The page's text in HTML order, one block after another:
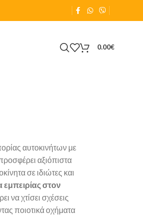
0.00€
αυτοκινήτων με
αξιόπιστα
σε ιδιώτες και
εμπειρίας στον
να χτίσει σχέσεις
ποιοτικά οχήματα